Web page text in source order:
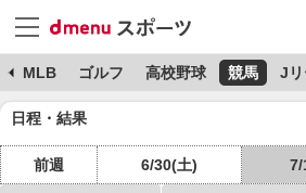
MLB ゴルフ 高校野球 競馬 J
日程・結果
前週 6/30(土) 7/